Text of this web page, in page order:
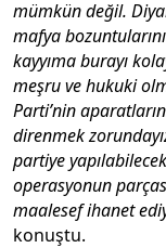
mümkün değil.
mafya
kayyıma burayı
meşru ve hukuki
Parti’nin
direnmek
partiye
operasyonun
maalesef ihanet
konuştu.